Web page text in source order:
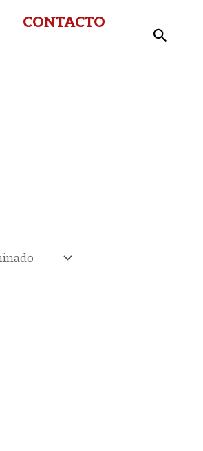
CONTACTO
Buscar